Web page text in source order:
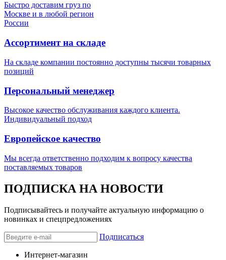
Быстро доставим груз по
Москве и в любой регион
России
Ассортимент на складе
На складе компании постоянно доступны тысячи товарных
позиций
Персональный менеджер
Высокое качество обслуживания каждого клиента.
Индивидуальный подход
Европейское качество
Мы всегда ответственно подходим к вопросу качества
поставляемых товаров
ПОДПИСКА НА НОВОСТИ
Подписывайтесь и получайте актуальную информацию о
новинках и спецпредложениях
Подписаться
Интернет-магазин